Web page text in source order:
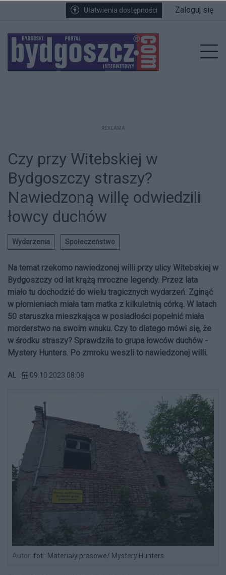
Przejdź do głównych treści
Przejdź do wyszukiwarki
Przejdź do głównego menuUłatwienia dostępności Zaloguj się
REKLAMA
Czy przy Witebskiej w
Bydgoszczy straszy?
Nawiedzoną willę odwiedzili
łowcy duchów
Wydarzenia Społeczeństwo
Na temat rzekomo nawiedzonej willi przy ulicy Witebskiej w
Bydgoszczy od lat krążą mroczne legendy. Przez lata
miało tu dochodzić do wielu tragicznych wydarzeń. Zginąć
w płomieniach miała tam matka z kilkuletnią córką. W latach
50 staruszka mieszkająca w posiadłości popełnić miała
morderstwo na swoim wnuku. Czy to dlatego mówi się, że
w środku straszy? Sprawdziła to grupa łowców duchów -
Mystery Hunters. Po zmroku weszli to nawiedzonej willi.
AL 09.10.2023 08:08
Autor: fot.: Materiały prasowe/ Mystery Hunters